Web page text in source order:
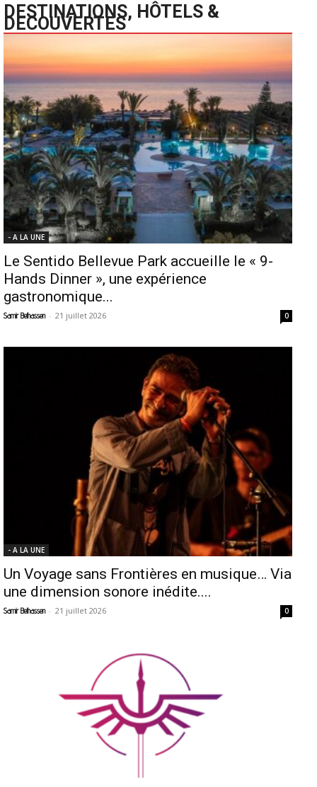
DESTINATIONS, HÔTELS &
DECOUVERTES
- A LA UNE
Le Sentido Bellevue Park accueille le « 9-
Hands Dinner », une expérience
gastronomique...
Samir Belhassen - 21 juillet 2026 0
- A LA UNE
Un Voyage sans Frontières en musique… Via
une dimension sonore inédite....
Samir Belhassen - 21 juillet 2026 0